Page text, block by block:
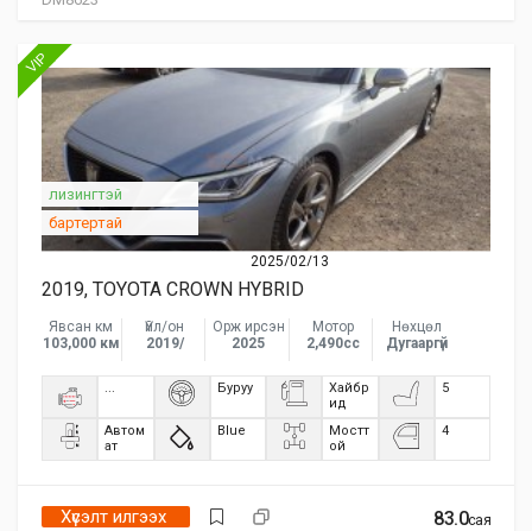
VIP
2025/02/13
лизингтэй
бартертай
2019, TOYOTA CROWN HYBRID
Явсан км
103,000 км
Үйл/он
2019/
Орж ирсэн
2025
Мотор
2,490сс
Нөхцөл
Дугааргүй
... Буруу
Хайбр
ид
5
Автом
ат
Blue
Мостт
ой
4
83.0сая
Хүсэлт илгээх